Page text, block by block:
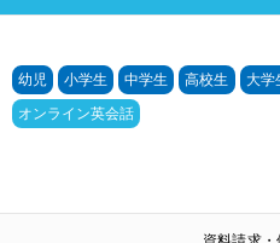
幼児 小学生 中学生 高校生 大学
オンライン英会話